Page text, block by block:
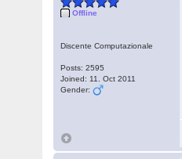
Offline
Discente Computazionale
Posts: 2595
Joined: 11. Oct 2011
Gender: